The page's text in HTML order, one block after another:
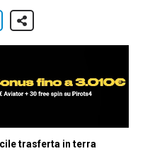
trasferta in terra